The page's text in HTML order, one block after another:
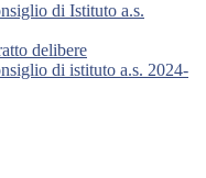
di Istituto a.s.
delibere
di istituto a.s. 2024-